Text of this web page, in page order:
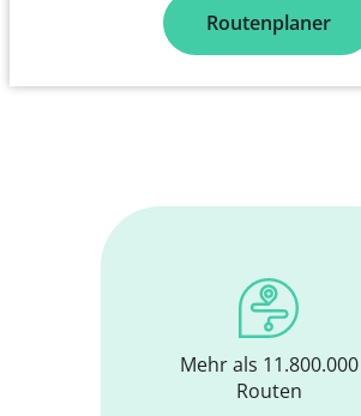
Routenplaner
Mehr als 11.800.000
Routen